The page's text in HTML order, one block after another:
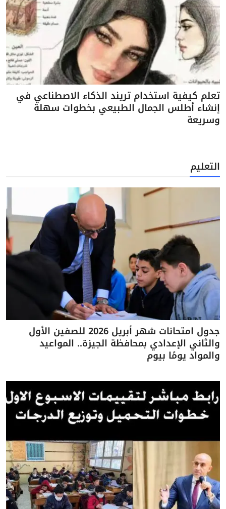
تعلم كيفية استخدام تريند الذكاء الاصطناعي في
إنشاء أطلس الجمال الطبيعي بخطوات سهلة
وسريعة
التعليم
جدول امتحانات شهر أبريل 2026 للصفين الأول
والثاني الإعدادي بمحافظة الجيزة.. المواعيد
والمواد يومًا بيوم